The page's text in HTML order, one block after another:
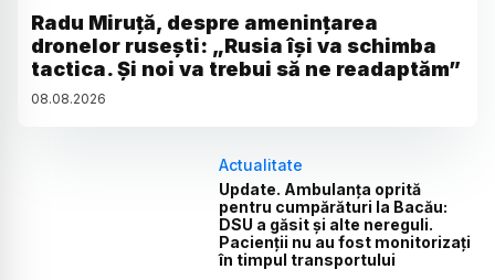
Radu Miruță, despre amenințarea
dronelor rusești: „Rusia își va schimba
tactica. Și noi va trebui să ne readaptăm”
08.08.2026
Actualitate
Update. Ambulanța oprită
pentru cumpărături la Bacău:
DSU a găsit și alte nereguli.
Pacienții nu au fost monitorizați
în timpul transportului